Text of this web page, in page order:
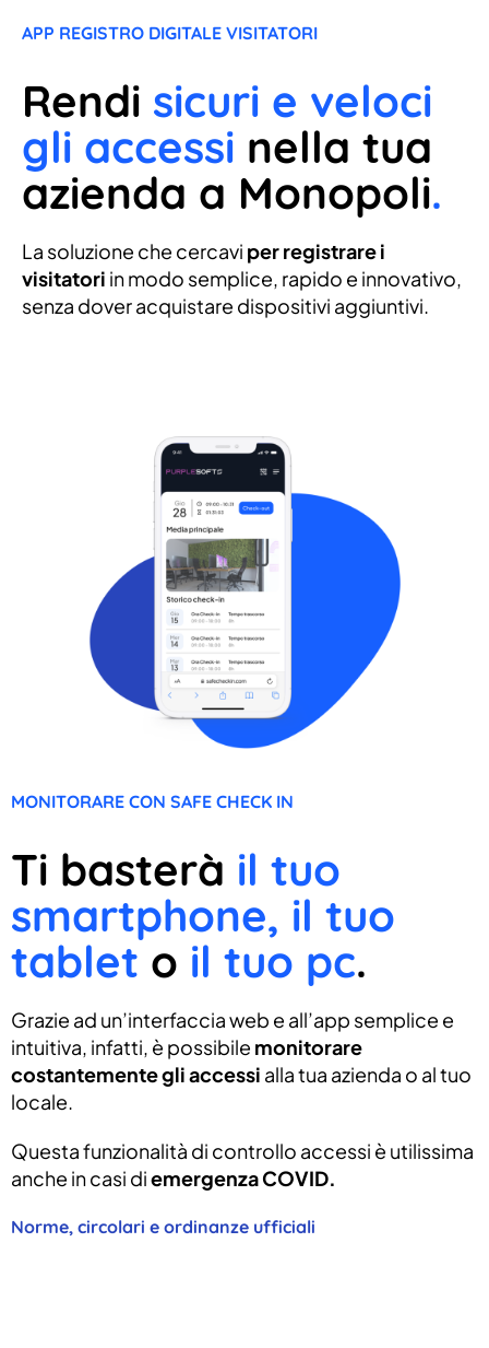
APP REGISTRO DIGITALE VISITATORI
Rendi sicuri e veloci
gli accessi nella tua
azienda a Monopoli.
La soluzione che cercavi per registrare i
visitatori in modo semplice, rapido e innovativo,
senza dover acquistare dispositivi aggiuntivi.
MONITORARE CON SAFE CHECK IN
Ti basterà il tuo
smartphone, il tuo
tablet o il tuo pc.
Grazie ad un’interfaccia web e all’app semplice e
intuitiva, infatti, è possibile monitorare
costantemente gli accessi alla tua azienda o al tuo
locale.
Questa funzionalità di controllo accessi è utilissima
anche in casi diemergenza COVID.
Norme, circolari e ordinanze ufficiali